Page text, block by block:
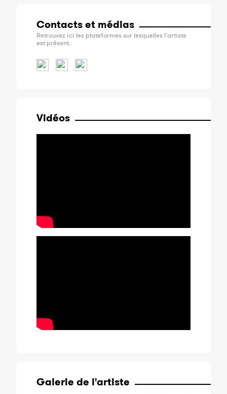
Contacts et médias
Retrouvez ici les plateformes sur lesquelles l'artiste
est présent.
Vidéos
Galerie de l'artiste